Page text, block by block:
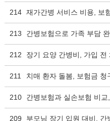
214 재가간병 서비스 비용, 보
213 간병보험으로 가족 부담
212 장기 요양 간병비, 가입 전
211 치매 환자 돌봄, 보험금 청
210 간병보험과 실손보험 비
209 부모님 장기 입원 대비, 간